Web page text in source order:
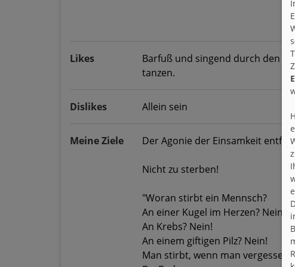
Likes
Barfuß und singend durch den
tanzen.
Dislikes Allein sein
Meine Ziele Der Agonie der Einsamkeit
Nicht zu sterben!
"Woran stirbt ein Mennsch?
An einer Kugel im Herzen? Nein!
An Krebs? Nein!
An einem giftigen Pilz? Nein!
Man stirbt, wenn man vergessen